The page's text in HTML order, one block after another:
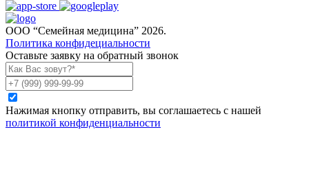
ООО “Семейная медицина” 2026.
Политика конфидециальности
Оставьте заявку на обратный звонок
Нажимая кнопку отправить, вы соглашаетесь с нашей
политикой конфиденциальности